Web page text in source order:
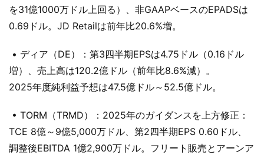
を31億1000万ドル上回る）、非GAAPベースのEPADSは
0.69ドル。JD Retailは前年比20.6%増。
• ディア（DE）：第3四半期EPSは4.75ドル（0.16ドル
増）、売上高は120.2億ドル（前年比8.6%減）。
2025年度純利益予想は47.5億ドル～52.5億ドル。
• TORM（TRMD）：2025年のガイダンスを上方修正：
TCE 8億～9億5,000万ドル、第2四半期EPS 0.60ドル、
調整後EBITDA 1億2,900万ドル。フリート販売とアーンア